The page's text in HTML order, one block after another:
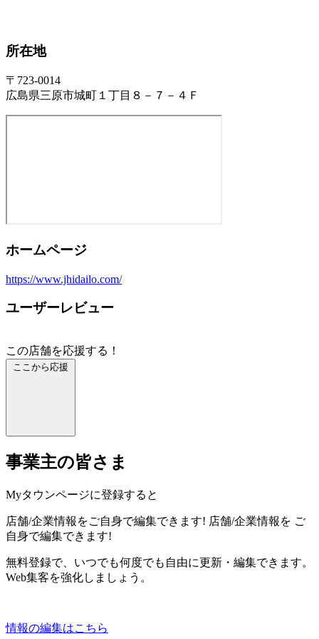
所在地
〒723-0014
広島県三原市城町１丁目８－７－４Ｆ
ホームページ
https://www.jhidailo.com/
ユーザーレビュー
この店舗を応援する！
ここから応援
事業主の皆さま
Myタウンページに登録すると
店舗/企業情報をご自身で編集できます! 店舗/企業情報を ご
自身で編集できます!
無料登録で、いつでも何度でも自由に更新・編集できます。
Web集客を強化しましょう。
情報の編集はこちら